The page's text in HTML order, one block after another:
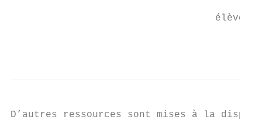
                                   élèves.
D’autres ressources sont mises à la